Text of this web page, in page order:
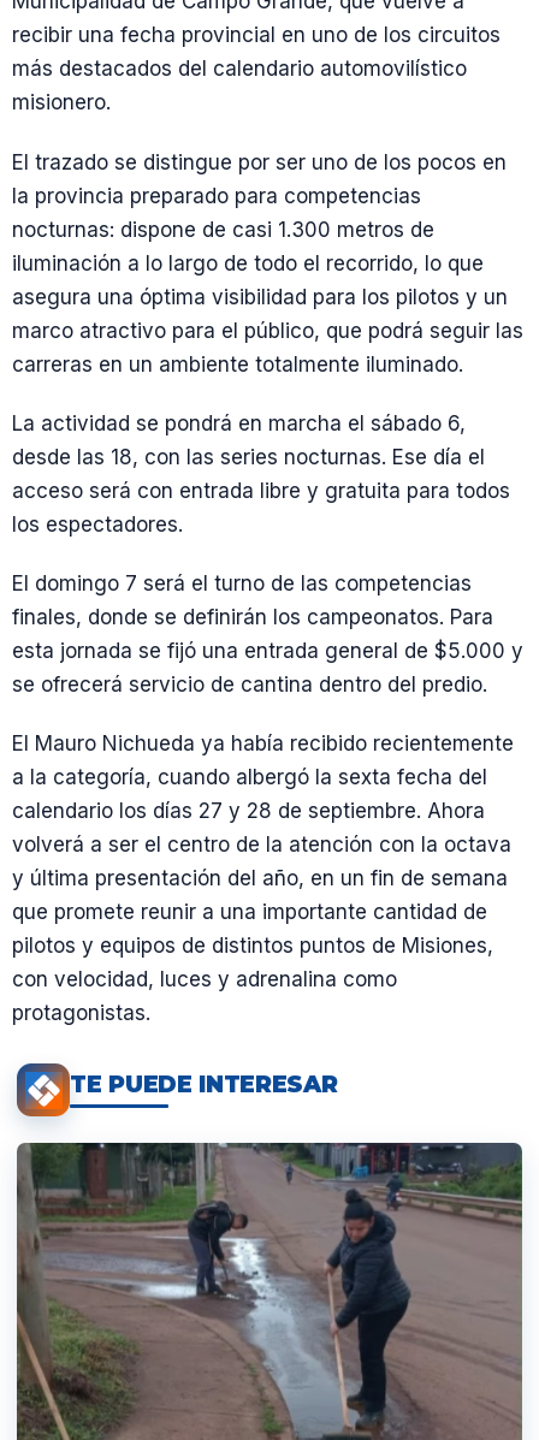
recibir una fecha provincial en uno de los circuitos
más destacados del calendario automovilístico
misionero.
El trazado se distingue por ser uno de los pocos en
la provincia preparado para competencias
nocturnas: dispone de casi 1.300 metros de
iluminación a lo largo de todo el recorrido, lo que
asegura una óptima visibilidad para los pilotos y un
marco atractivo para el público, que podrá seguir las
carreras en un ambiente totalmente iluminado.
La actividad se pondrá en marcha el sábado 6,
desde las 18, con las series nocturnas. Ese día el
acceso será con entrada libre y gratuita para todos
los espectadores.
El domingo 7 será el turno de las competencias
finales, donde se definirán los campeonatos. Para
esta jornada se fijó una entrada general de $5.000 y
se ofrecerá servicio de cantina dentro del predio.
El Mauro Nichueda ya había recibido recientemente
a la categoría, cuando albergó la sexta fecha del
calendario los días 27 y 28 de septiembre. Ahora
volverá a ser el centro de la atención con la octava
y última presentación del año, en un fin de semana
que promete reunir a una importante cantidad de
pilotos y equipos de distintos puntos de Misiones,
con velocidad, luces y adrenalina como
protagonistas.
TE PUEDE INTERESAR